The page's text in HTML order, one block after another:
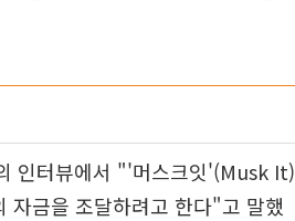
인터뷰에서 "'머스크잇'(Musk It)
자금을 조달하려고 한다"고 말했